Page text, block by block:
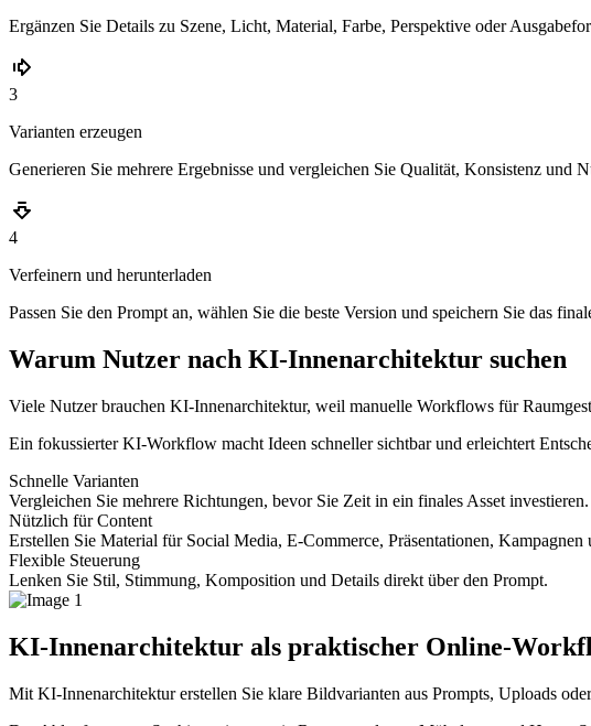
Ergänzen Sie Details zu Szene, Licht, Material, Farbe, Perspektive oder
3
Varianten erzeugen
Generieren Sie mehrere Ergebnisse und vergleichen Sie Qualität, Konsistenz und
4
Verfeinern und herunterladen
Passen Sie den Prompt an, wählen Sie die beste Version und speichern Sie das
Warum Nutzer nach KI-Innenarchitektur suchen
Viele Nutzer brauchen KI-Innenarchitektur, weil manuelle Workflows für
Ein fokussierter KI-Workflow macht Ideen schneller sichtbar und erleichtert
Schnelle Varianten
Vergleichen Sie mehrere Richtungen, bevor Sie Zeit in ein finales Asset investieren.
Nützlich für Content
Erstellen Sie Material für Social Media, E-Commerce, Präsentationen, Kampagnen
Flexible Steuerung
Lenken Sie Stil, Stimmung, Komposition und Details direkt über den Prompt.
KI-Innenarchitektur als praktischer Online-
Mit KI-Innenarchitektur erstellen Sie klare Bildvarianten aus Prompts, Uploads